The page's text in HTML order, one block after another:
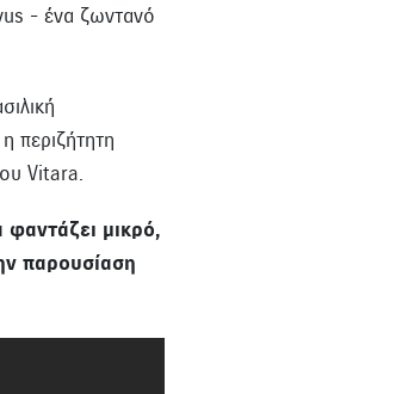
- ένα ζωντανό
περιζήτητη
Vitara.
μικρό,
παρουσίαση